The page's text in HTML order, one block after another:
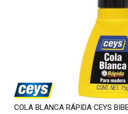
COLA BLANCA RÁPIDA CEYS